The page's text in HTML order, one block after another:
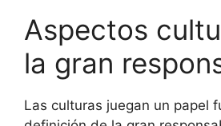
Aspectos
la gran
Las culturas juegan un papel